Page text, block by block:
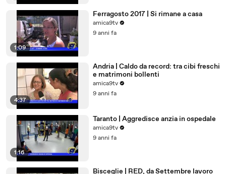
1:09
Ferragosto 2017 | Si rimane a casa
amica9tv
9 anni fa
4:37
Andria | Caldo da record: tra cibi freschi
e matrimoni bollenti
amica9tv
9 anni fa
1:16
Taranto | Aggredisce anzia in ospedale
amica9tv
9 anni fa
Bisceglie | RED, da Settembre lavoro